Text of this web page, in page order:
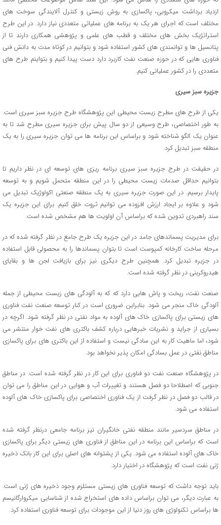
ازدیاد برداشت میکروبی، پاکسازی به روش زیستی و کنترل آلایندگی سوخت های
مختلف است که اجرای هر یک به برنامه های عملیاتی متعددی نیاز دارد. در این طرح
استراتژیک بخش های مختلف و قطب های علمی و پژوهشی همکاری دارند تا از
پتانسیل ها و توانمندی های کشور استفاده شود و بتوانیم در کوتاه مدت به دانش فنی
فناوری هایی که در حوزه صنعت نفت کاربرد دارد دست پیدا کنیم و بتواینم طرح های
متعددی را در کشور عملیاتی کنیم.
جزیره سبز سیری
یکی از طرح های مطرح زیست محیطی این پژوهشگاه طرح جزیره سبز سیری است.
به طور اختصاصی، طرح وسیعی از دو سال پیش برای جزیره سیری مطرح شد تا به
عنوان یک الگو شناخته شود و براساس این برنامه ها می توان جزیره سیری را به یک
منطقه سبز تبدیل کرد.
در حقیقت در طرح جزیره سبز سیری برنامه ریزی های توسعه ای در نظر داریم تا
بتوانیم حداقل صدمات زیست محیطی را در این منطقه متحمل شویم و به توسعه
پایدار برسیم. در این صورت جزیره سیری به یک منطقه صنعتی اکولوژیک تبدیل می
شود و علاوه بر ایجاد ارزش افزوده می توانیم ثروت خلق کنیم. برای این جزیره یک
سند راهبردی تدوین شده که براساس آن اولویت ها هم مشخص شده است.
برای مدیریت پسماندهای جامد در این جزیره یک طرح جامع در نظر گرفته شده که در
مرحله ساخت کارخانه کمپوست است تا بتوان پسماندها را به محصولی قابل استفاده
در جزیره تبدیل کرد. همچنین طرح دیگری نیز برای بازیافت لجن ها و بقایای
هیدروکربنی در نظر گرفته شده است.
صنعت نفت، ریخت و پاش هایی دارد که که به آلودگی های زیست محیطی از جمله
آلودگی خاک منجر می شود. بنابراین ضروری است در کنار توسعه صنعت نفت فناوری
های زیستی برای پاکسازی خاک های آلوده به مواد نفتی در نظر گرفته شود. اگرچه در
بسیاری از جراید و نشریات خبرهایی درباره کشف باکتری های نفت خوار منتشر می
شود، اما ماهیت کار به این سادگی نیست و استفاده از این باکتری های برای پاکسازی
مناطق نفتی در عمل بسادگی امکان پذیر نخواهد بود.
در پژوهشگاه صنعت نفت دو فناوری برای این کار در نظر گرفته شده است. در مناطق
جنوبی که اصطلاحا دو فصل هستند و تغییرات آب و هوایی در این مناطق را می توان
در قالب دو فصل در نظر گرفت از یک فناوری اختصاصی برای پاکسازی خاک های آلوده
استفاده می شود.
در مناطق سردسیر مانند منطقه نفتی خانگیران نیز برنامه جامعی درنظر گرفته شده
است که براساس این برنامه در این مناطق از فناوری های زیستی دیگر برای پاکسازی
خاک های آلوده استفاده می شود. یکی از پشتوانه های اصلی برای این کار بانک ذخیره
ژنی نفت است که پژوهشگاه در اختیار دارد.
باید توجه داشت که توسعه فناوری های زیستی مستلزم وجود ذخیره های ژنی است.
به عبارت دیگر، می توان براساس داده های استخراج شده از شناسایی میکروارگانیسم
ها براساس تکنولوژی های روز دنیا از این موجودات برای توسعه فناوری استفاده کرد.